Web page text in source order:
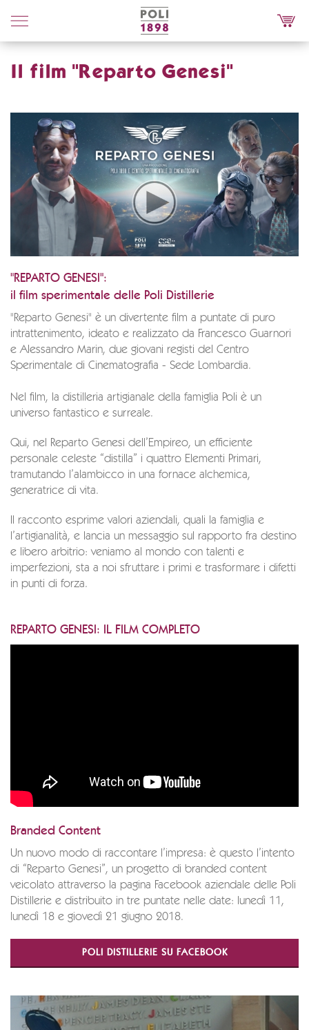
Poli
Distillerie
Il film "Reparto Genesi"
"REPARTO GENESI":
il film sperimentale delle Poli Distillerie
"Reparto Genesi" è un divertente film a puntate di puro
intrattenimento, ideato e realizzato da Francesco Guarnori
e Alessandro Marin, due giovani registi del Centro
Sperimentale di Cinematografia - Sede Lombardia.
Nel film, la distilleria artigianale della famiglia Poli è un
universo fantastico e surreale.
Qui, nel Reparto Genesi dell’Empireo, un efficiente
personale celeste “distilla” i quattro Elementi Primari,
tramutando l’alambicco in una fornace alchemica,
generatrice di vita.
Il racconto esprime valori aziendali, quali la famiglia e
l’artigianalità, e lancia un messaggio sul rapporto fra destino
e libero arbitrio: veniamo al mondo con talenti e
imperfezioni, sta a noi sfruttare i primi e trasformare i difetti
in punti di forza.
REPARTO GENESI: IL FILM COMPLETO
Branded Content
Un nuovo modo di raccontare l’impresa: è questo l’intento
di “Reparto Genesi”, un progetto di branded content
veicolato attraverso la pagina Facebook aziendale delle Poli
Distillerie e distribuito in tre puntate nelle date: lunedì 11,
lunedì 18 e giovedì 21 giugno 2018.
POLI DISTILLERIE SU FACEBOOK